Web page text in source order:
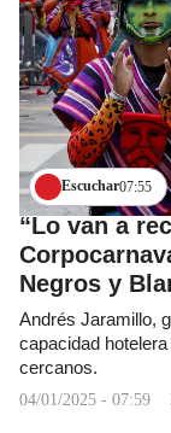
Escuchar07:55
“Lo van a
Negros y
Andrés Jaramillo,
capacidad
cercanos.
04/01/2025 - 07:59